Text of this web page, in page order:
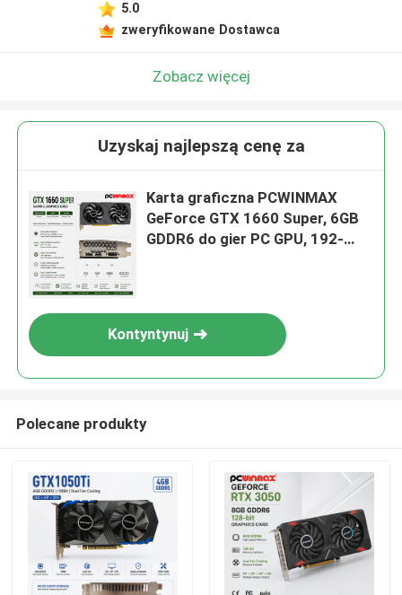
5.0
zweryfikowane Dostawca
Zobacz więcej
Uzyskaj najlepszą cenę za
Karta graficzna PCWINMAX
GeForce GTX 1660 Super, 6GB
GDDR6 do gier PC GPU, 192-
Kontyntynuj
Polecane produkty